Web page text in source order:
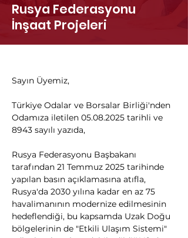
Rusya Federasyonu
İnşaat Projeleri
Sayın Üyemiz,
Türkiye Odalar ve Borsalar Birliği'nden
Odamıza iletilen 05.08.2025 tarihli ve
8943 sayılı yazıda,
Rusya Federasyonu Başbakanı
tarafından 21 Temmuz 2025 tarihinde
yapılan basın açıklamasına atıfla,
Rusya'da 2030 yılına kadar en az 75
havalimanının modernize edilmesinin
hedeflendiği, bu kapsamda Uzak Doğu
bölgelerinin de "Etkili Ulaşım Sistemi"